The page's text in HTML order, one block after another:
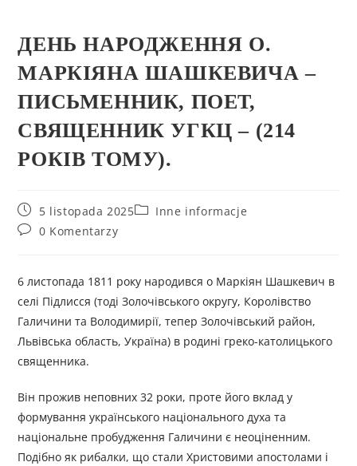
ДЕНЬ НАРОДЖЕННЯ О.
МАРКІЯНА ШАШКЕВИЧА –
ПИСЬМЕННИК, ПОЕТ,
СВЯЩЕННИК УГКЦ – (214
РОКІВ ТОМУ).
5 listopada 2025
Inne informacje
0 Komentarzy
6 листопада 1811 року народився о Маркіян Шашкевич в
селі Підлисся (тоді Золочівського округу, Королівство
Галичини та Володимирії, тепер Золочівський район,
Львівська область, Україна) в родині греко-католицького
священника.
Він прожив неповних 32 роки, проте його вклад у
формування українського національного духа та
національне пробудження Галичини є неоціненним.
Подібно як рибалки, що стали Христовими апостолами і